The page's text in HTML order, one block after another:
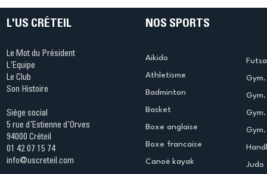
L'US CRÉTEIL
Le Mot du Président
L'Equipe
Le Club
Son Histoire
Siège social
5 rue d'Estienne d'Orves
94000 Créteil
01 42 07 15 74
info@uscreteil.com
NOS SPORTS
Aikido
Athletisme
Badminton
Basket
Boxe anglaise
Boxe francaise
Canoë kayak Judo